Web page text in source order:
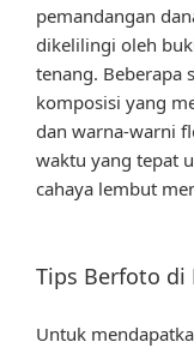
pemandangan
dikelilingi oleh
tenang. Beberapa
komposisi yang
dan warna-warni
waktu yang tepat
cahaya lembut
Tips Berfoto di
Untuk